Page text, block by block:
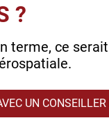
?
terme, ce
UN